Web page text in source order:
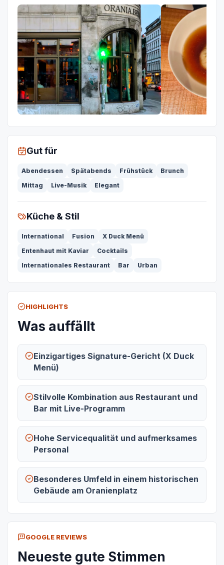
Gut für
Abendessen Spätabends Frühstück
Brunch
Mittag
Live-Musik Elegant
Küche & Stil
International Fusion
X Duck Menü
Entenhaut mit Kaviar
Cocktails
Internationales Restaurant
Bar Urban
HIGHLIGHTS
Was auffällt
Einzigartiges Signature-Gericht (X Duck
Menü)
Stilvolle Kombination aus Restaurant und
Bar mit Live-Programm
Hohe Servicequalität und aufmerksames
Personal
Besonderes Umfeld in einem historischen
Gebäude am Oranienplatz
GOOGLE REVIEWS
Neueste gute Stimmen